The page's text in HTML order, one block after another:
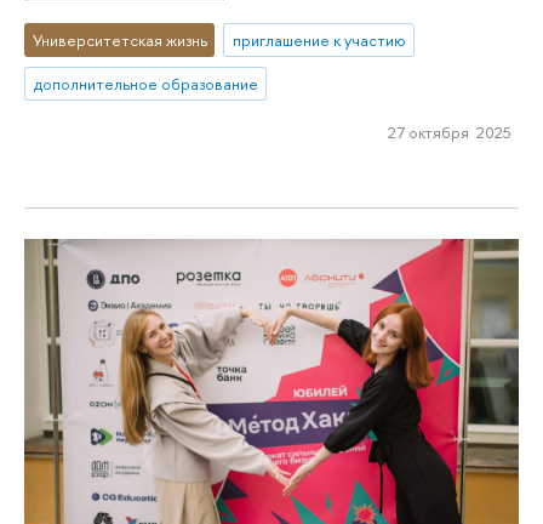
Университетская жизнь
приглашение к участию
дополнительное образование
27 октября 2025